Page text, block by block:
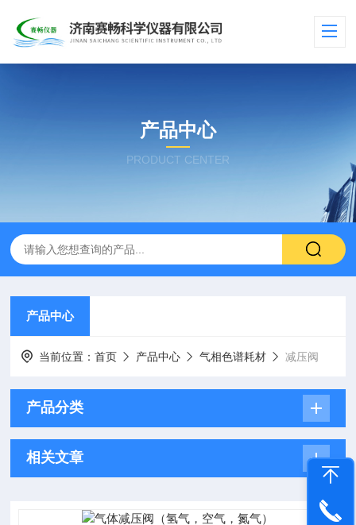
产品中心
PRODUCT CENTER
产品中心
当前位置：首页 产品中心 气相色谱耗材 减压阀
产品分类
相关文章